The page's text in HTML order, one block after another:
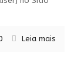
Leia mais